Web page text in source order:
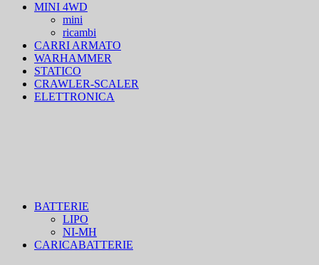
MINI 4WD
mini
ricambi
CARRI ARMATO
WARHAMMER
STATICO
CRAWLER-SCALER
ELETTRONICA
BATTERIE
LIPO
NI-MH
CARICABATTERIE